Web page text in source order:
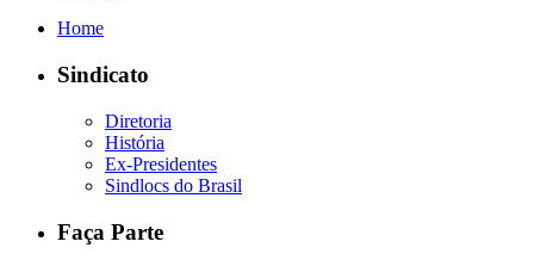
Home
Sindicato
Diretoria
História
Ex-Presidentes
Sindlocs do Brasil
Faça Parte